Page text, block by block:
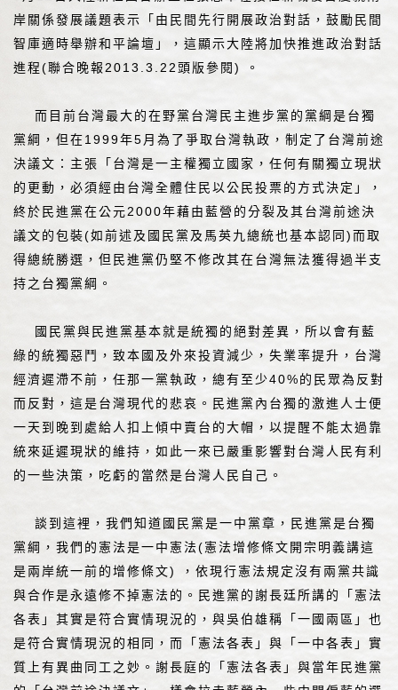
岸關係發展議題表示「由民間先行開展政治對話，鼓勵民間
智庫適時舉辦和平論壇」，這顯示大陸將加快推進政治對話
進程(聯合晚報2013.3.22頭版參閱) 。
而目前台灣最大的在野黨台灣民主進步黨的黨綱是台獨
黨綱，但在1999年5月為了爭取台灣執政，制定了台灣前途
決議文：主張「台灣是一主權獨立國家，任何有關獨立現狀
的更動，必須經由台灣全體住民以公民投票的方式決定」，
終於民進黨在公元2000年藉由藍營的分裂及其台灣前途決
議文的包裝(如前述及國民黨及馬英九總統也基本認同)而取
得總統勝選，但民進黨仍堅不修改其在台灣無法獲得過半支
持之台獨黨綱。
國民黨與民進黨基本就是統獨的絕對差異，所以會有藍
綠的統獨惡鬥，致本國及外來投資減少，失業率提升，台灣
經濟遲滯不前，任那一黨執政，總有至少40%的民眾為反對
而反對，這是台灣現代的悲哀。民進黨內台獨的激進人士便
一天到晚到處給人扣上傾中賣台的大帽，以提醒不能太過靠
統來延遲現狀的維持，如此一來已嚴重影響對台灣人民有利
的一些決策，吃虧的當然是台灣人民自己。
談到這裡，我們知道國民黨是一中黨章，民進黨是台獨
黨綱，我們的憲法是一中憲法(憲法增修條文開宗明義講這
是兩岸統一前的增修條文) ，依現行憲法規定沒有兩黨共識
與合作是永遠修不掉憲法的。民進黨的謝長廷所講的「憲法
各表」其實是符合實情現況的，與吳伯雄稱「一國兩區」也
是符合實情現況的相同，而「憲法各表」與「一中各表」實
質上有異曲同工之妙。謝長庭的「憲法各表」與當年民進黨